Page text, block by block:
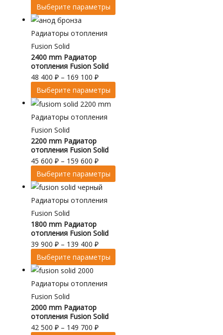
Выберите параметры
Радиаторы отопления
Fusion Solid
2400 mm Радиатор
отопления Fusion Solid
48 400 ₽ – 169 100 ₽
Выберите параметры
Радиаторы отопления
Fusion Solid
2200 mm Радиатор
отопления Fusion Solid
45 600 ₽ – 159 600 ₽
Выберите параметры
Радиаторы отопления
Fusion Solid
1800 mm Радиатор
отопления Fusion Solid
39 900 ₽ – 139 400 ₽
Выберите параметры
Радиаторы отопления
Fusion Solid
2000 mm Радиатор
отопления Fusion Solid
42 500 ₽ – 149 700 ₽